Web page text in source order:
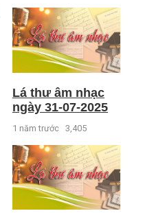
Lá thư âm nhạc
ngày 31-07-2025
1 năm trước 3,405